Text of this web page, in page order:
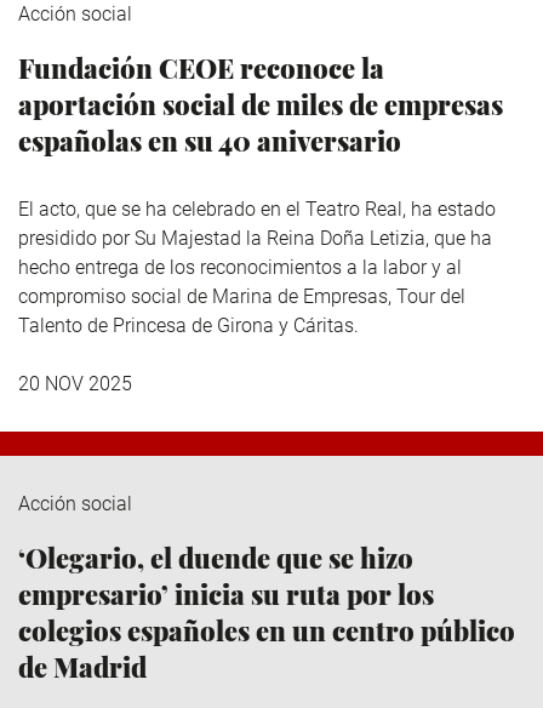
Acción social
Fundación CEOE reconoce la
aportación social de miles de empresas
españolas en su 40 aniversario
El acto, que se ha celebrado en el Teatro Real, ha estado
presidido por Su Majestad la Reina Doña Letizia, que ha
hecho entrega de los reconocimientos a la labor y al
compromiso social de Marina de Empresas, Tour del
Talento de Princesa de Girona y Cáritas.
20 NOV 2025
Acción social
‘Olegario, el duende que se hizo
empresario’ inicia su ruta por los
colegios españoles en un centro público
de Madrid